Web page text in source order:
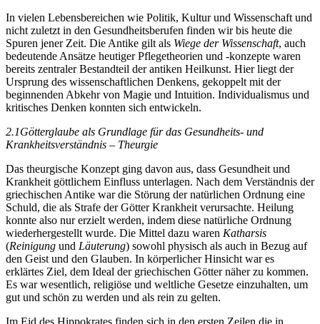
In vielen Lebensbereichen wie Politik, Kultur und Wissenschaft und
nicht zuletzt in den Gesundheitsberufen finden wir bis heute die
Spuren jener Zeit. Die Antike gilt als Wiege der Wissenschaft, auch
bedeutende Ansätze heutiger Pflegetheorien und -konzepte waren
bereits zentraler Bestandteil der antiken Heilkunst. Hier liegt der
Ursprung des wissenschaftlichen Denkens, gekoppelt mit der
beginnenden Abkehr von Magie und Intuition. Individualismus und
kritisches Denken konnten sich entwickeln.
2.1Götterglaube als Grundlage für das Gesundheits- und
Krankheitsverständnis – Theurgie
Das theurgische Konzept ging davon aus, dass Gesundheit und
Krankheit göttlichem Einfluss unterlagen. Nach dem Verständnis der
griechischen Antike war die Störung der natürlichen Ordnung eine
Schuld, die als Strafe der Götter Krankheit verursachte. Heilung
konnte also nur erzielt werden, indem diese natürliche Ordnung
wiederhergestellt wurde. Die Mittel dazu waren Katharsis
(Reinigung und Läuterung) sowohl physisch als auch in Bezug auf
den Geist und den Glauben. In körperlicher Hinsicht war es
erklärtes Ziel, dem Ideal der griechischen Götter näher zu kommen.
Es war wesentlich, religiöse und weltliche Gesetze einzuhalten, um
gut und schön zu werden und als rein zu gelten.
Im Eid des Hippokrates finden sich in den ersten Zeilen die in